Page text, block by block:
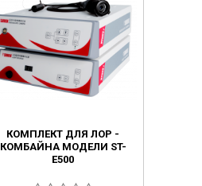
КОМПЛЕКТ ДЛЯ ЛОР -
КОМБАЙНА МОДЕЛИ ST-
E500